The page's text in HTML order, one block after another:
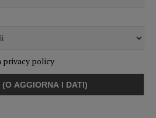
privacy policy